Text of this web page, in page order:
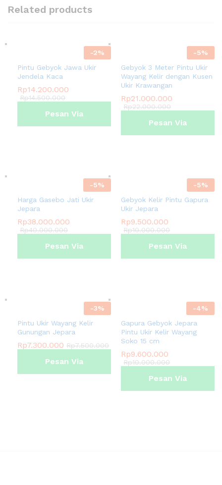
Related products
-2%
Pintu Gebyok Jawa Ukir
Jendela Kaca
Rp14.200.000
Rp14.500.000
Pesan Via
-5%
Gebyok 3 Meter Pintu Ukir
Wayang Kelir dengan Kusen
Ukir Krawangan
Rp21.000.000
Rp22.000.000
Pesan Via
-5%
Harga Gasebo Jati Ukir
Jepara
Rp38.000.000
Rp40.000.000
Pesan Via
-5%
Gebyok Kelir Pintu Gapura
Ukir Jepara
Rp9.500.000
Rp10.000.000
Pesan Via
-3%
Pintu Ukir Wayang Kelir
Gunungan Jepara
Rp7.300.000 Rp7.500.000
Pesan Via
-4%
Gapura Gebyok Jepara
Pintu Ukir Kelir Wayang
Soko 15 cm
Rp9.600.000
Rp10.000.000
Pesan Via